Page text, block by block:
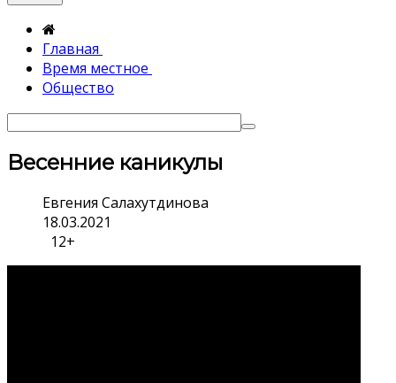
Главная
Время местное
Общество
Весенние каникулы
Евгения Салахутдинова
18.03.2021
12+